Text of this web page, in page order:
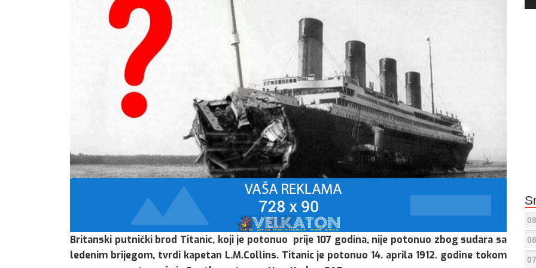
Britanski putnički brod Titanic, koji je potonuo prije 107 godina, nije potonuo zbog sudara sa
ledenim brijegom, tvrdi kapetan L.M.Collins. Titanic je potonuo 14. aprila 1912. godine tokom